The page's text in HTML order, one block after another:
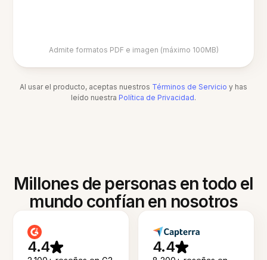
Admite formatos PDF e imagen (máximo 100MB)
Al usar el producto, aceptas nuestros Términos de Servicio y has
leído nuestra Política de Privacidad.
Millones de personas en todo el
mundo confían en nosotros
4.4 4.4